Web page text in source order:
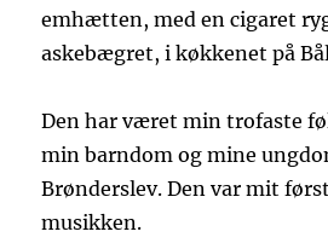
emhætten, med en cigaret
askebægret, i køkkenet på
Den har været min trofaste
min barndom og mine
Brønderslev. Den var mit
musikken.